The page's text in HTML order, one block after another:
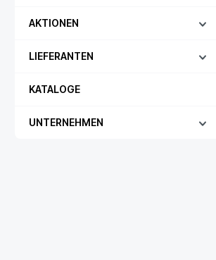
AKTIONEN
LIEFERANTEN
KATALOGE
UNTERNEHMEN